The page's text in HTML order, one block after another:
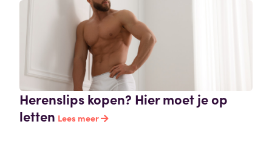
Herenslips kopen? Hier moet je op
letten Lees meer